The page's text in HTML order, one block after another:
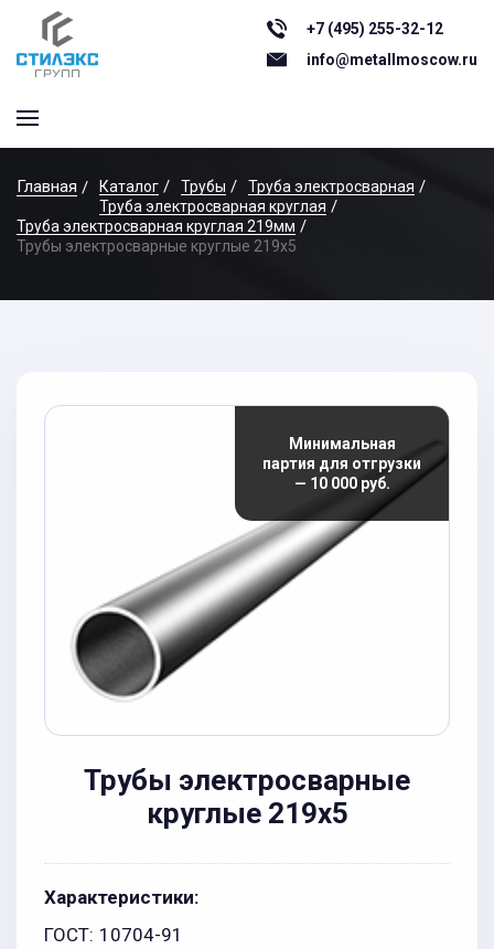
+7 (495) 255-32-12
info@metallmoscow.ru
Главная Каталог Трубы
Труба электросварная
Труба электросварная круглая
Труба электросварная круглая 219мм
Трубы электросварные круглые 219x5
Минимальная
партия для отгрузки
— 10 000 руб.
Трубы электросварные
круглые 219x5
Характеристики:
ГОСТ: 10704-91